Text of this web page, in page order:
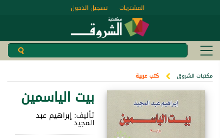
تسجيل الدخول المشتريات
مكتبات الشروق كتب عربية
بيت الياسمين
تأليف:إبراهيم عبد
المجيد